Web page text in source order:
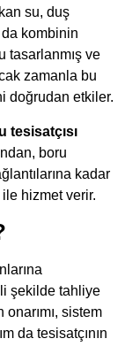
su, duş
da kombinin
tasarlanmış ve
zamanla bu
doğrudan etkiler.
tesisatçısı
boru
kadar
hizmet verir.
şekilde tahliye
onarımı, sistem
da tesisatçının